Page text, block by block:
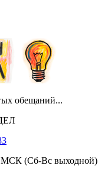
обещаний...
МСК (Сб-Вс выходной)